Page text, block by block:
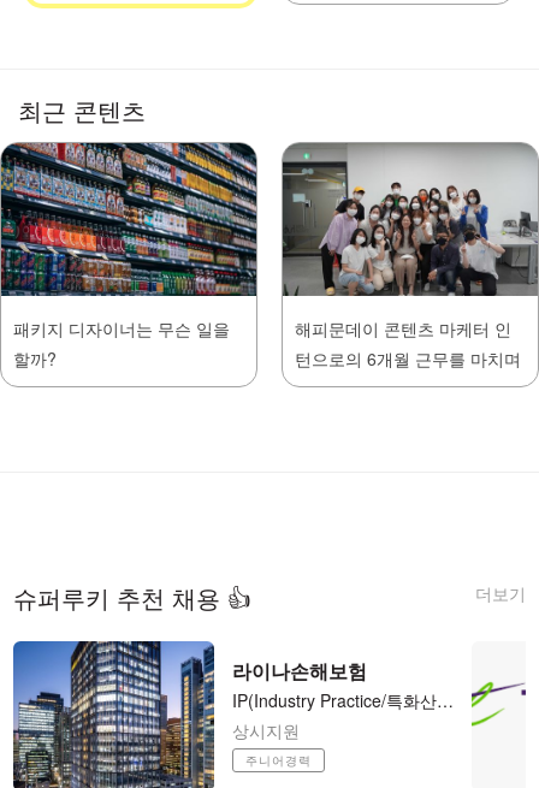
최근 콘텐츠
패키지 디자이너는 무슨 일을
할까?
해피문데이 콘텐츠 마케터 인
턴으로의 6개월 근무를 마치며
더보기
슈퍼루키 추천 채용 👍
라이나손해보험
​IP(Industry ​Practice/특화산업보험) 팀 기업보험 언더라이터 / Casualty Underwriter (사원-과장)
상시지원
주니어경력